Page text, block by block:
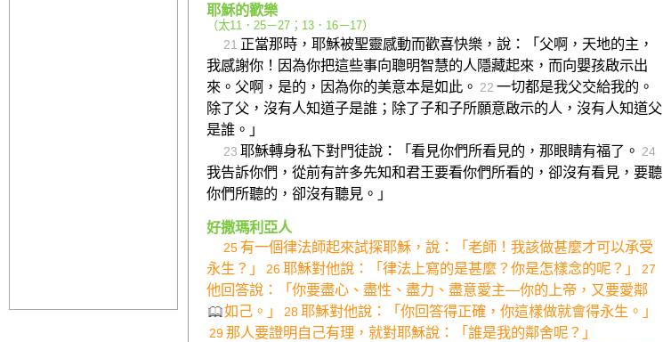
耶穌的歡樂
（太11．25－27 ； 13．16－17）
21 正當那時，耶穌被聖靈感動而歡喜快樂，說：「父啊，天地的主，
我感謝你！因為你把這些事向聰明智慧的人隱藏起來，而向嬰孩啟示出
來。父啊，是的，因為你的美意本是如此。 22 一切都是我父交給我的。
除了父，沒有人知道子是誰；除了子和子所願意啟示的人，沒有人知道父
是誰。」
23 耶穌轉身私下對門徒說：「看見你們所看見的，那眼睛有福了。 24
我告訴你們，從前有許多先知和君王要看你們所看的，卻沒有看見，要聽
你們所聽的，卻沒有聽見。」
好撒瑪利亞人
25 有一個律法師起來試探耶穌，說：「老師！我該做甚麼才可以承受
永生？」
26耶穌對他說：「律法上寫的是甚麼？你是怎樣念的呢？」 27
他回答說：「你要盡心、盡性、盡力、盡意愛主—你的上帝，又要愛鄰
如己。」
28耶穌對他說：「你回答得正確，你這樣做就會得永生。」
29那人要證明自己有理，就對耶穌說：「誰是我的鄰舍呢？」